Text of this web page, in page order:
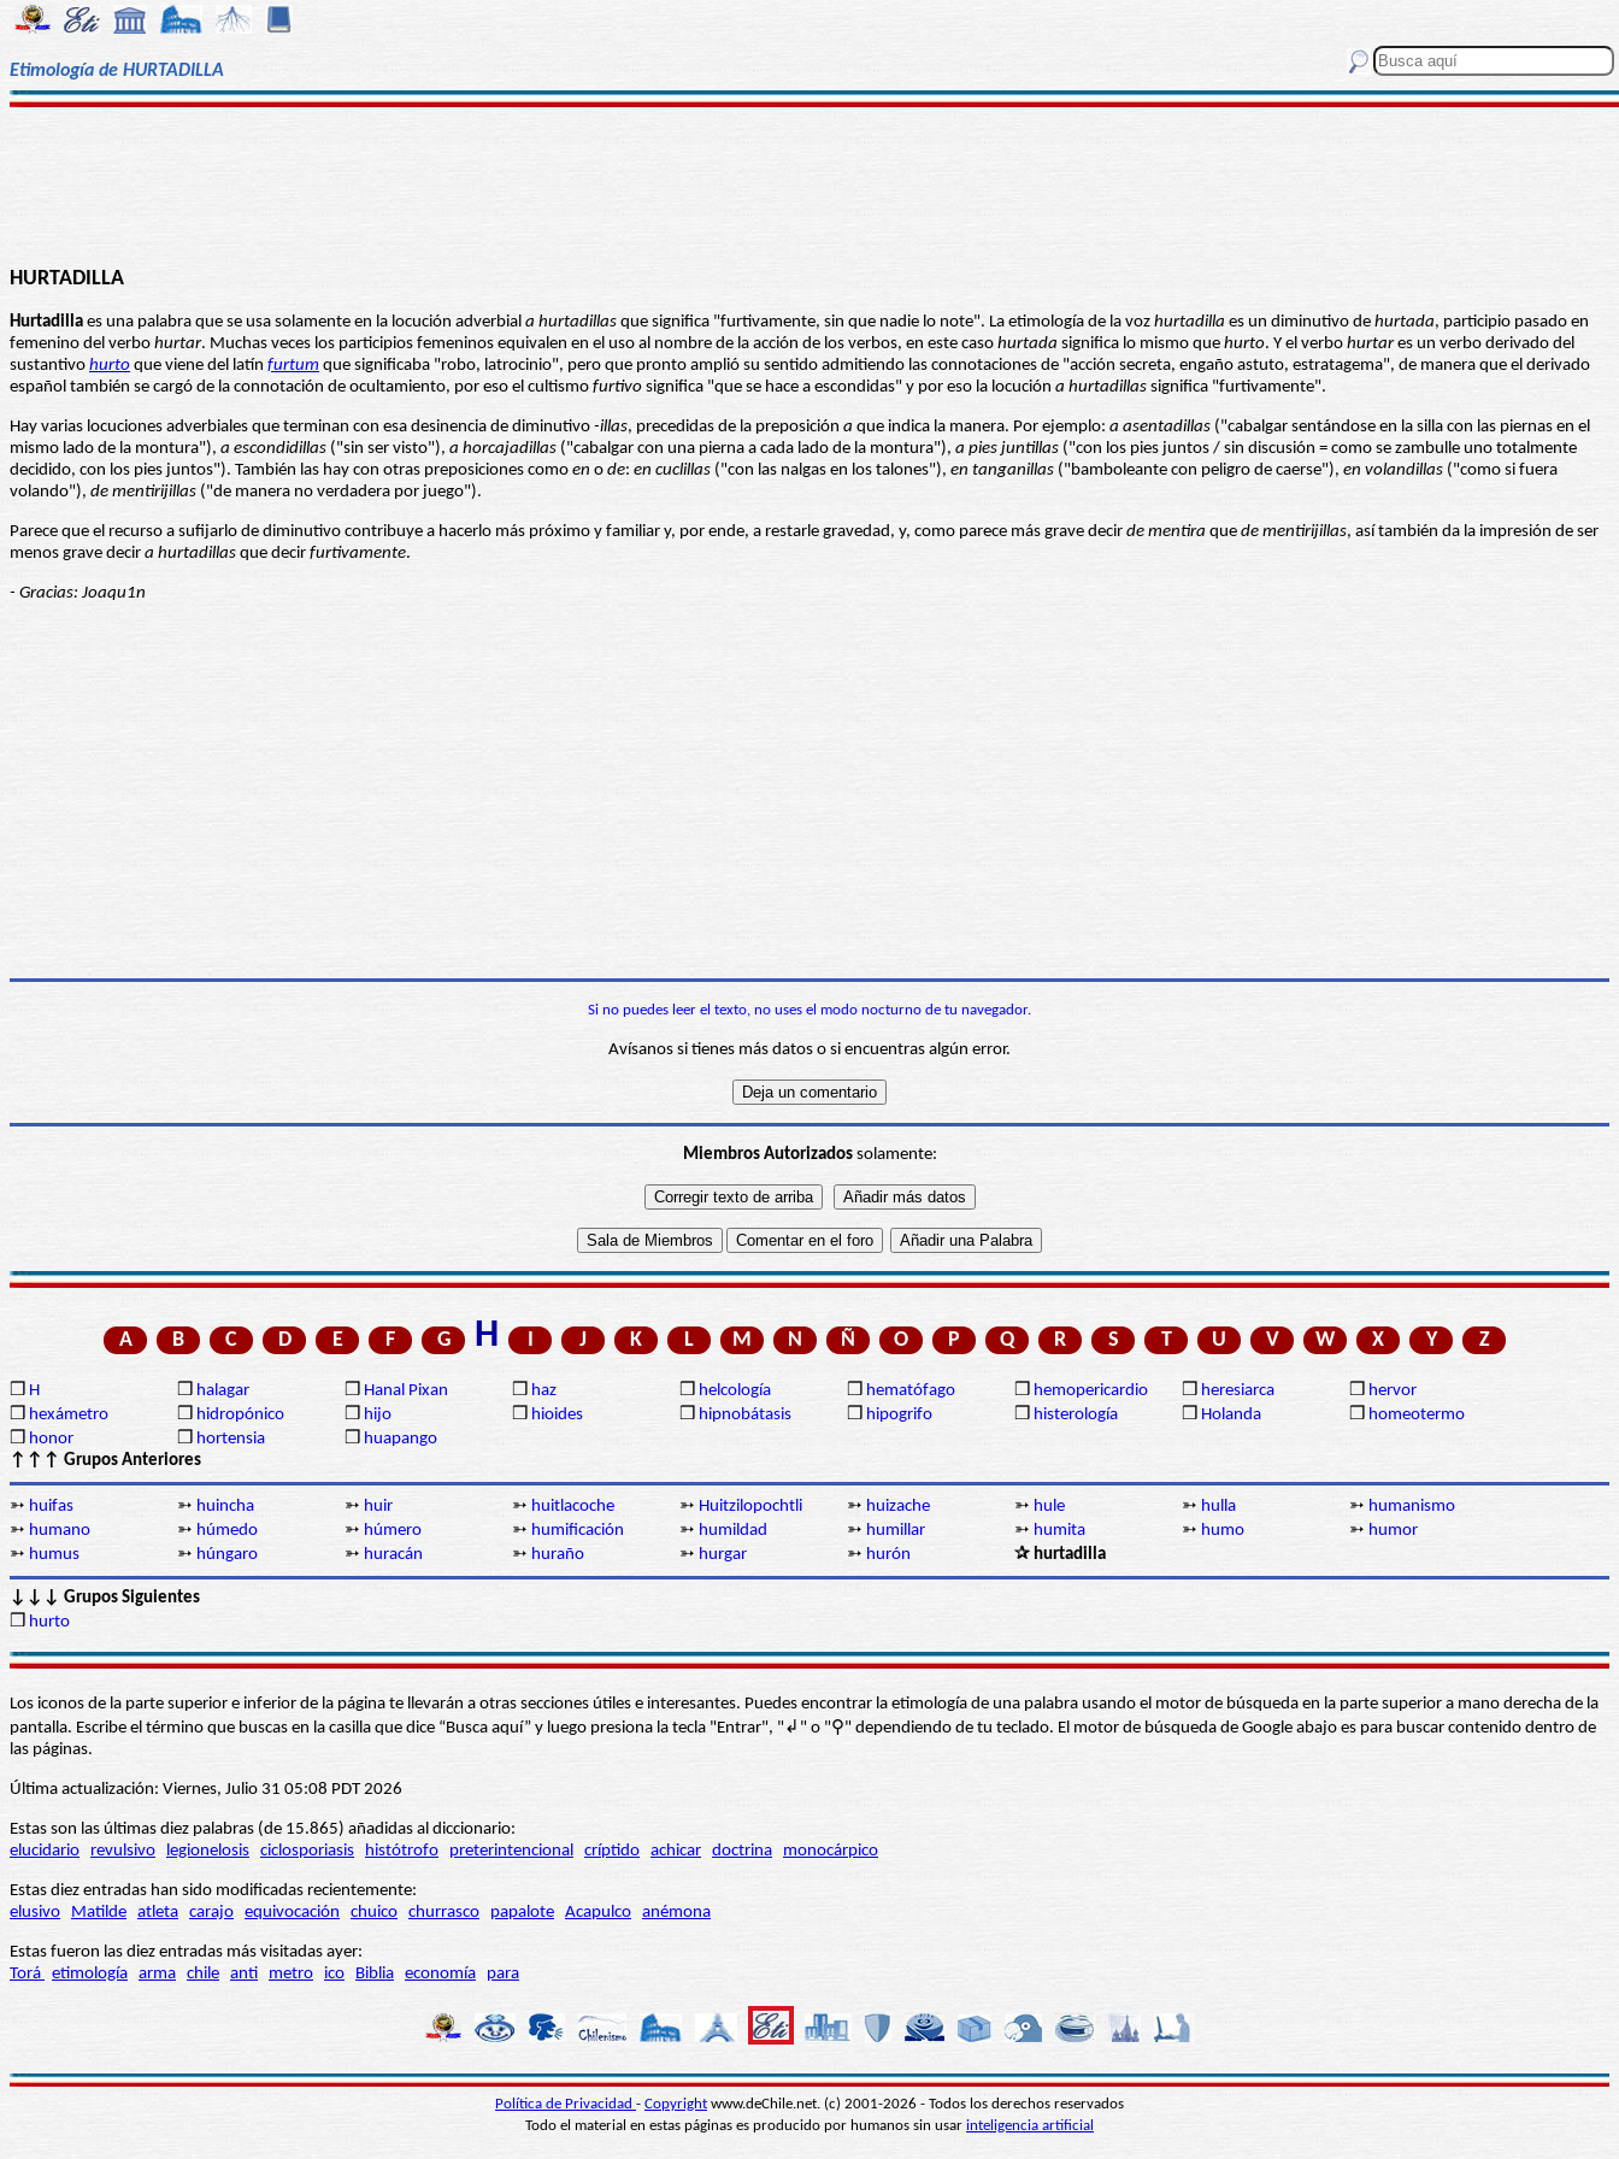
Etimología de HURTADILLA
HURTADILLA
Hurtadilla es una palabra que se usa solamente en la locución adverbial a hurtadillas que significa "furtivamente, sin que nadie lo note". La etimología de la voz hurtadilla es un diminutivo de hurtada, participio pasado en
femenino del verbo hurtar. Muchas veces los participios femeninos equivalen en el uso al nombre de la acción de los verbos, en este caso hurtada significa lo mismo que hurto. Y el verbo hurtares un verbo derivado del
sustantivo hurto que viene del latín furtum que significaba "robo, latrocinio", pero que pronto amplió su sentido admitiendo las connotaciones de "acción secreta, engaño astuto, estratagema", de manera que el derivado
español también se cargó de la connotación de ocultamiento, por eso el cultismo furtivo significa "que se hace a escondidas" y por eso la locución a hurtadillas significa "furtivamente".
Hay varias locuciones adverbiales que terminan con esa desinencia de diminutivo -illas, precedidas de la preposición a que indica la manera. Por ejemplo: a asentadillas ("cabalgar sentándose en la silla con las piernas en el
mismo lado de la montura"), a escondidillas ("sin ser visto"), a horcajadillas ("cabalgar con una pierna a cada lado de la montura"), a pies juntillas ("con los pies juntos / sin discusión = como se zambulle uno totalmente
decidido, con los pies juntos"). También las hay con otras preposiciones como en o de: en cuclillas ("con las nalgas en los talones"), en tanganillas ("bamboleante con peligro de caerse"), en volandillas ("como si fuera
volando"), de mentirijillas ("de manera no verdadera por juego").
Parece que el recurso a sufijarlo de diminutivo contribuye a hacerlo más próximo y familiar y, por ende, a restarle gravedad, y, como parece más grave decir de mentira que de mentirijillas, así también da la impresión de ser
menos grave decir a hurtadillas que decir furtivamente.
- Gracias: Joaqu1n
Si no puedes leer el texto, no uses el modo nocturno de tu navegador.
Avísanos si tienes más datos o si encuentras algún error.
Miembros Autorizadossolamente:
A B C D E F G H I J K L M N Ñ O P Q R S T U V W X Y Z
❒ H ❒ halagar ❒ Hanal Pixan ❒ haz ❒ helcología ❒ hematófago ❒ hemopericardio ❒ heresiarca ❒ hervor
❒ hexámetro ❒ hidropónico ❒ hijo ❒ hioides ❒ hipnobátasis ❒ hipogrifo ❒ histerología ❒ Holanda ❒ homeotermo
❒ honor ❒ hortensia ❒ huapango
↑↑↑ Grupos Anteriores
➳ huifas ➳ huincha ➳ huir ➳ huitlacoche ➳ Huitzilopochtli ➳ huizache ➳ hule ➳ hulla ➳ humanismo
➳ humano ➳ húmedo ➳ húmero ➳ humificación ➳ humildad ➳ humillar ➳ humita ➳ humo ➳ humor
➳ humus ➳ húngaro ➳ huracán ➳ huraño ➳ hurgar ➳ hurón ✰ hurtadilla
↓↓↓ Grupos Siguientes
❒ hurto
Los iconos de la parte superior e inferior de la página te llevarán a otras secciones útiles e interesantes. Puedes encontrar la etimología de una palabra usando el motor de búsqueda en la parte superior a mano derecha de la
pantalla. Escribe el término que buscas en la casilla que dice “Busca aquí” y luego presiona la tecla "Entrar", "↲" o "⚲" dependiendo de tu teclado. El motor de búsqueda de Google abajo es para buscar contenido dentro de
las páginas.
Última actualización: Viernes, Julio 31 05:08 PDT 2026
Estas son las últimas diez palabras (de 15.865) añadidas al diccionario:
elucidario
revulsivo legionelosis ciclosporiasis histótrofo preterintencional críptido achicar doctrina monocárpico
Estas diez entradas han sido modificadas recientemente:
elusivo
Matilde atleta carajo equivocación chuico churrasco papalote Acapulco anémona
Estas fueron las diez entradas más visitadas ayer:
Torá etimología arma chile anti metro ico Biblia economía para
Política de Privacidad - Copyright www.deChile.net. (c) 2001-2026 - Todos los derechos reservados
Todo el material en estas páginas es producido por humanos sin usar inteligencia artificial